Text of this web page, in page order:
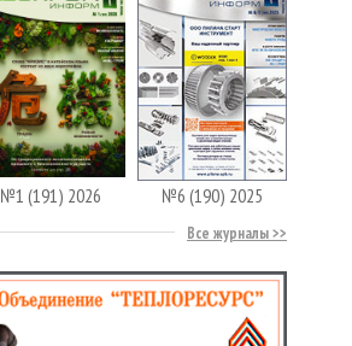
№1 (191) 2026 №6 (190) 2025
Все журналы